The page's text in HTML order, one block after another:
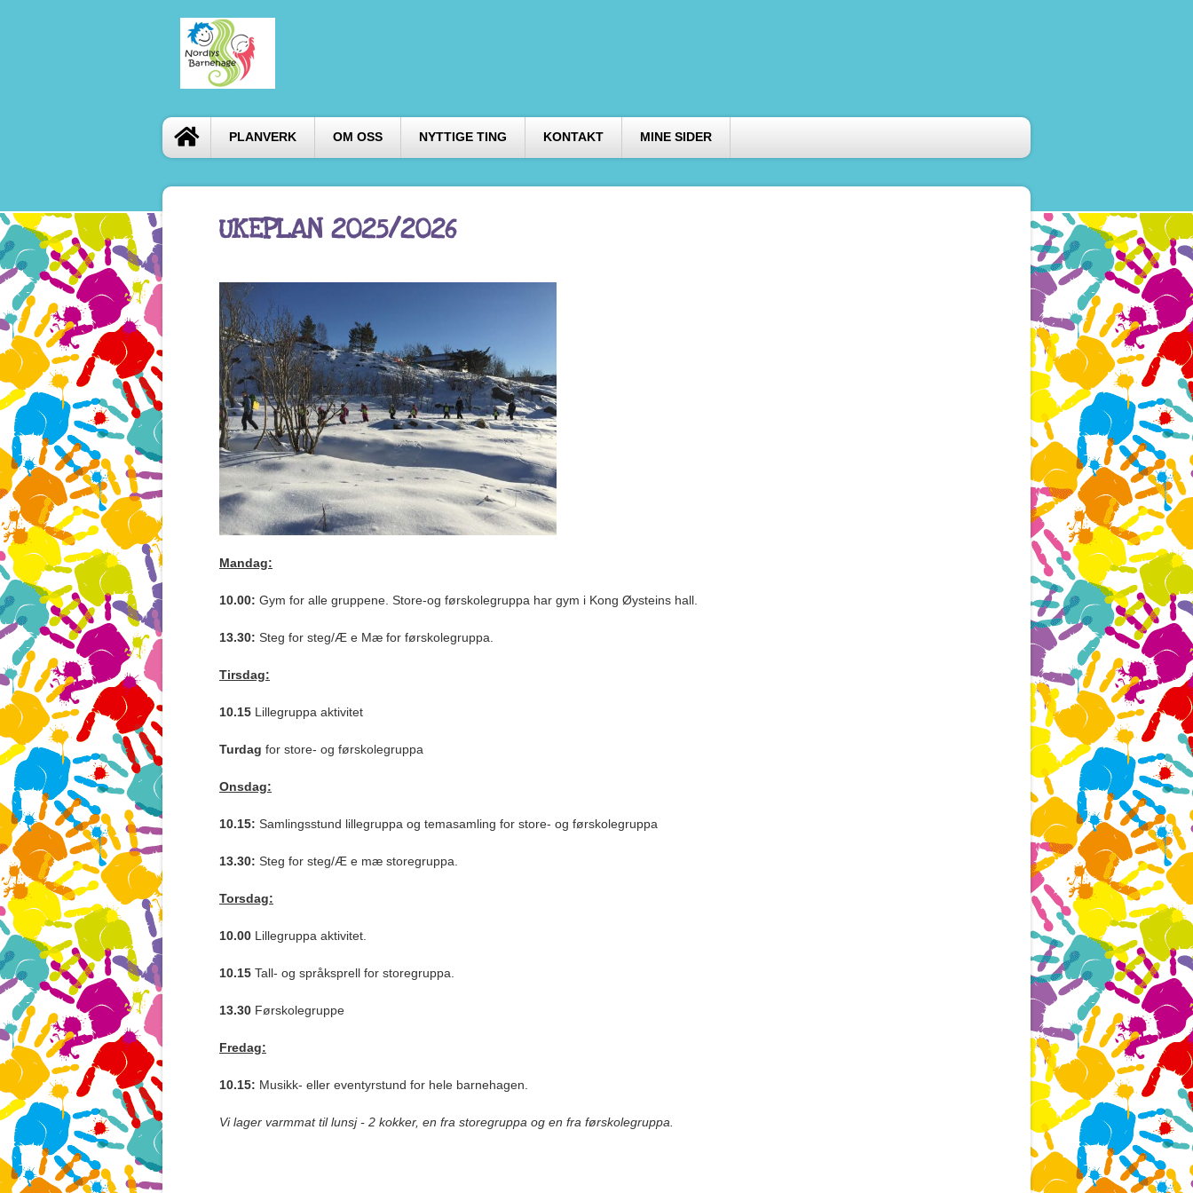
PLANVERK OM OSS NYTTIGE TING KONTAKT MINE SIDER
UKEPLAN 2025/2026
Mandag:
10.00: Gym for alle gruppene. Store-og førskolegruppa har gym i Kong Øysteins hall.
13.30: Steg for steg/Æ e Mæ for førskolegruppa.
Tirsdag:
10.15 Lillegruppa aktivitet
Turdag for store- og førskolegruppa
Onsdag:
10.15: Samlingsstund lillegruppa og temasamling for store- og førskolegruppa
13.30: Steg for steg/Æ e mæ storegruppa.
Torsdag:
10.00 Lillegruppa aktivitet.
10.15 Tall- og språksprell for storegruppa.
13.30 Førskolegruppe
Fredag:
10.15: Musikk- eller eventyrstund for hele barnehagen.
Vi lager varmmat til lunsj - 2 kokker, en fra storegruppa og en fra førskolegruppa.